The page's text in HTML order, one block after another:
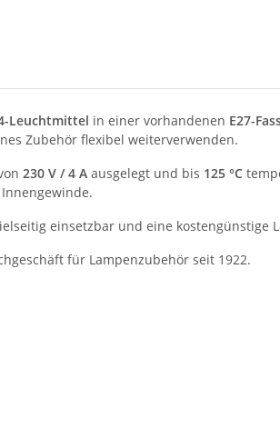
Leuchtmittel in einer vorhandenen E27-
Zubehör flexibel weiterverwenden.
230 V / 4 A ausgelegt und bis 125 °C
einsetzbar und eine kostengünstige
für Lampenzubehör seit 1922.